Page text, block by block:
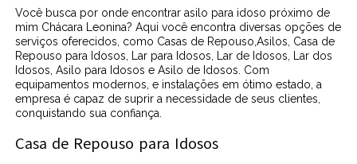
Você busca por onde encontrar asilo para idoso próximo de
mim Chácara Leonina? Aqui você encontra diversas opções de
serviços oferecidos, como Casas de Repouso,Asilos, Casa de
Repouso para Idosos, Lar para Idosos, Lar de Idosos, Lar dos
Idosos, Asilo para Idosos e Asilo de Idosos. Com
equipamentos modernos, e instalações em ótimo estado, a
empresa é capaz de suprir a necessidade de seus clientes,
conquistando sua confiança.
Casa de Repouso para Idosos